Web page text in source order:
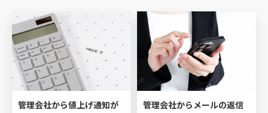
管理会社から値上げ通知が
管理会社からメールの返信